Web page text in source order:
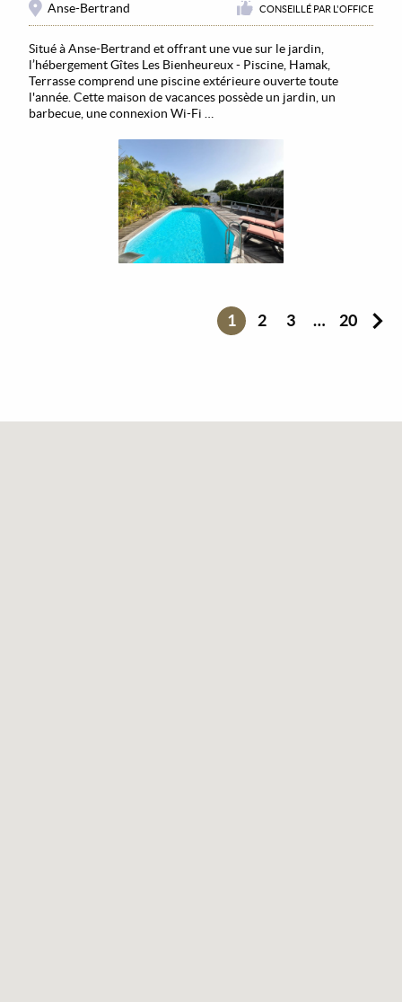
Anse-Bertrand CONSEILLÉ PAR L'OFFICE
Situé à Anse-Bertrand et offrant une vue sur le jardin,
l’hébergement Gîtes Les Bienheureux - Piscine, Hamak,
Terrasse comprend une piscine extérieure ouverte toute
l'année. Cette maison de vacances possède un jardin, un
barbecue, une connexion Wi-Fi …
1 2 3 … 20